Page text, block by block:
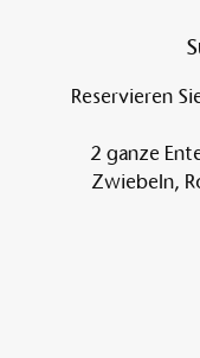
Reservieren
2 ganze
Zwiebeln,